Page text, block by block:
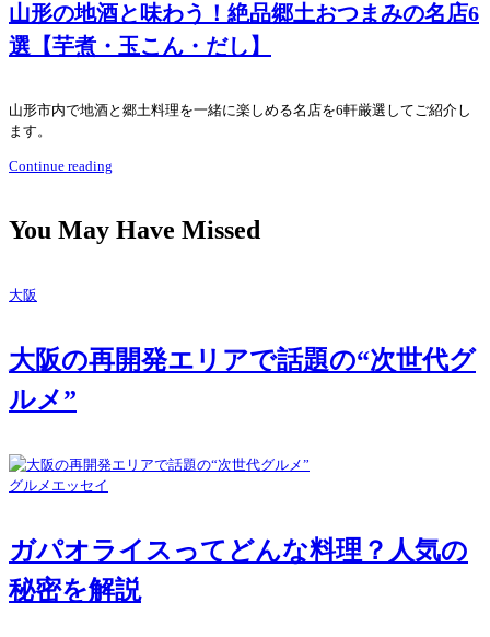
山形の地酒と味わう！絶品郷土おつまみの名店6
選【芋煮・玉こん・だし】
山形市内で地酒と郷土料理を一緒に楽しめる名店を6軒厳選してご紹介し
ます。
Continue reading
You May Have Missed
大阪
大阪の再開発エリアで話題の“次世代グ
ルメ”
グルメエッセイ
ガパオライスってどんな料理？人気の
秘密を解説